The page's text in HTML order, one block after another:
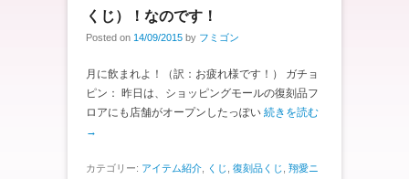
くじ）！なのです！
Posted on 14/09/2015 by フミゴン
月に飲まれよ！（訳：お疲れ様です！） ガチョ
ピン： 昨日は、ショッピングモールの復刻品フ
ロアにも店舗がオープンしたっぽい 続きを読む
→
カテゴリー: アイテム紹介 くじ 復刻品くじ
翔愛ニ